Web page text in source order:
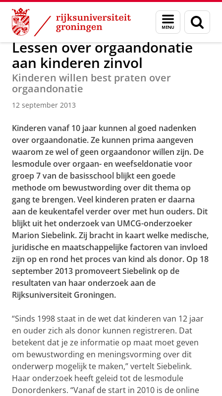
Skip
Content
Skip
Navigation
Menu
en
zoeken
Over ons Actueel Nieuws Nieuwsberichten
Lessen over orgaandonatie
aan kinderen zinvol
Kinderen willen best praten over
orgaandonatie
12 september 2013
Kinderen vanaf 10 jaar kunnen al goed nadenken
over orgaandonatie. Ze kunnen prima aangeven
waarom ze wel of geen orgaandonor willen zijn. De
lesmodule over orgaan- en weefseldonatie voor
groep 7 van de basisschool blijkt een goede
methode om bewustwording over dit thema op
gang te brengen. Veel kinderen praten er daarna
aan de keukentafel verder over met hun ouders. Dit
blijkt uit het onderzoek van UMCG-onderzoeker
Marion Siebelink. Zij bracht in kaart welke medische,
juridische en maatschappelijke factoren van invloed
zijn op en rond het proces van kind als donor. Op 18
september 2013 promoveert Siebelink op de
resultaten van haar onderzoek aan de
Rijksuniversiteit Groningen.
“Sinds 1998 staat in de wet dat kinderen van 12 jaar
en ouder zich als donor kunnen registreren. Dat
betekent dat je ze informatie op maat moet geven
om bewustwording en meningsvorming over dit
onderwerp mogelijk te maken,” vertelt Siebelink.
Haar onderzoek heeft geleid tot de lesmodule
Donordenkers. “Vanaf de start in 2010 is de online